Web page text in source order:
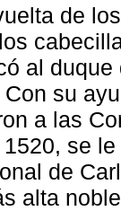
de
al
su
a las
se
de
alta